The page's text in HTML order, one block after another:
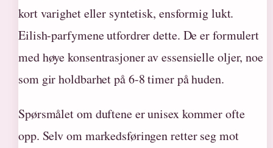
kort varighet eller syntetisk, ensformig lukt.
Eilish-parfymene utfordrer dette. De er formulert
med høye konsentrasjoner av essensielle oljer, noe
som gir holdbarhet på 6-8 timer på huden.
Spørsmålet om duftene er unisex kommer ofte
opp. Selv om markedsføringen retter seg mot